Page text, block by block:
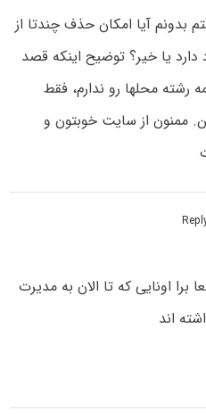
بدونم آیا امکان حذف چندتا از
یا خیر؟ توضیح اینکه قصد
رشته محلها رو ندارم، فقط
ممنون از سایت خوبتون و
برا اونایی که تا الان به مدیرت
اند